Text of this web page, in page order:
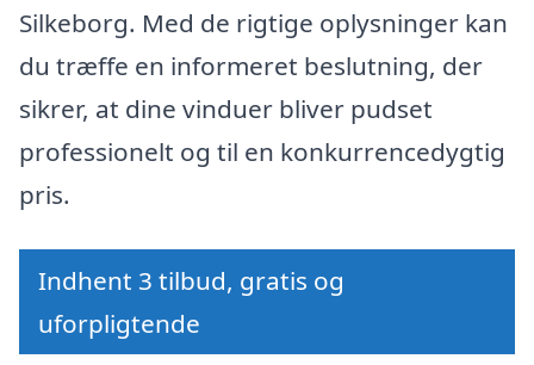
Silkeborg. Med de rigtige oplysninger kan
du træffe en informeret beslutning, der
sikrer, at dine vinduer bliver pudset
professionelt og til en konkurrencedygtig
pris.
Indhent 3 tilbud, gratis og
uforpligtende